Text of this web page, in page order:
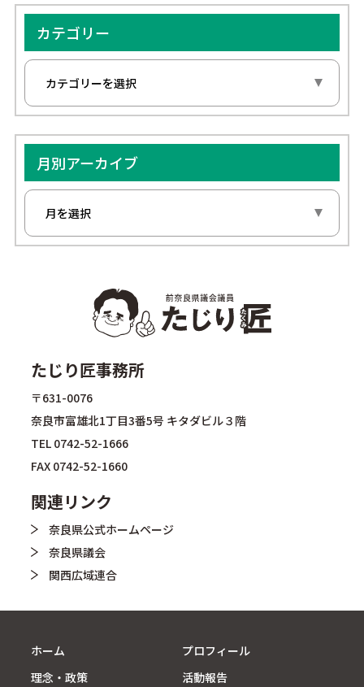
カテゴリー
月別アーカイブ
たじり匠事務所
〒631-0076
奈良市富雄北1丁目3番5号 キタダビル３階
TEL 0742-52-1666
FAX 0742-52-1660
関連リンク
奈良県公式ホームページ
奈良県議会
関西広域連合
ホーム
プロフィール
理念・政策
活動報告